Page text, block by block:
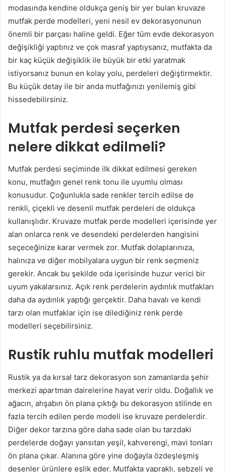
modasında kendine oldukça geniş bir yer bulan kruvaze
mutfak perde modelleri, yeni nesil ev dekorasyonunun
önemli bir parçası haline geldi. Eğer tüm evde dekorasyon
değişikliği yaptınız ve çok masraf yaptıysanız, mutfakta da
bir kaç küçük değişiklik ile büyük bir etki yaratmak
istiyorsanız bunun en kolay yolu, perdeleri değiştirmektir.
Bu küçük detay ile bir anda mutfağınızı yenilemiş gibi
hissedebilirsiniz.
Mutfak perdesi seçerken
nelere dikkat edilmeli?
Mutfak perdesi seçiminde ilk dikkat edilmesi gereken
konu, mutfağın genel renk tonu ile uyumlu olması
konusudur. Çoğunlukla sade renkler tercih edilse de
renkli, çiçekli ve desenli mutfak perdeleri de oldukça
kullanışlıdır. Kruvaze mutfak perde modelleri içerisinde yer
alan onlarca renk ve desendeki perdelerden hangisini
seçeceğinize karar vermek zor. Mutfak dolaplarınıza,
halınıza ve diğer mobilyalara uygun bir renk seçmeniz
gerekir. Ancak bu şekilde oda içerisinde huzur verici bir
uyum yakalarsınız. Açık renk perdelerin aydınlık mutfakları
daha da aydınlık yaptığı gerçektir. Daha havalı ve kendi
tarzı olan mutfaklar için ise dilediğiniz renk perde
modelleri seçebilirsiniz.
Rustik ruhlu mutfak modelleri
Rustik ya da kırsal tarz dekorasyon son zamanlarda şehir
merkezi apartman dairelerine hayat verir oldu. Doğallık ve
ağacın, ahşabın ön plana çıktığı bu dekorasyon stilinde en
fazla tercih edilen perde modeli ise kruvaze perdelerdir.
Diğer dekor tarzına göre daha sade olan bu tarzdaki
perdelerde doğayı yansıtan yeşil, kahverengi, mavi tonları
ön plana çıkar. Alanına göre yine doğayla özdeşleşmiş
desenler ürünlere eşlik eder. Mutfakta yapraklı, sebzeli ve